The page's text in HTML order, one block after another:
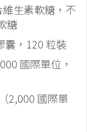
生素軟糖，不
糖
囊，120 粒裝
國際單位，
2,000 國際單